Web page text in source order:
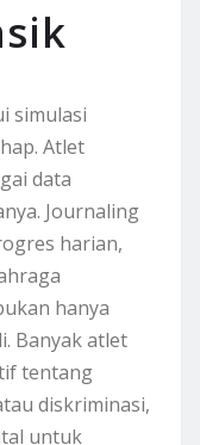
simulasi
Atlet
data
Journaling
harian,
hanya
Banyak atlet
tentang
diskriminasi,
untuk